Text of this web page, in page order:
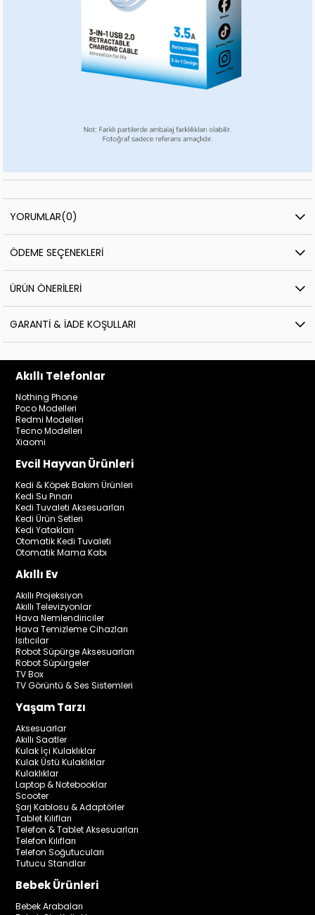
YORUMLAR(0)
ÖDEME SEÇENEKLERI
ÜRÜN ÖNERILERI
GARANTI & İADE KOŞULLARI
Akıllı Telefonlar
Nothing Phone
Poco Modelleri
Redmi Modelleri
Tecno Modelleri
Xiaomi
Evcil Hayvan Ürünleri
Kedi & Köpek Bakım Ürünleri
Kedi Su Pınarı
Kedi Tuvaleti Aksesuarları
Kedi Ürün Setleri
Kedi Yatakları
Otomatik Kedi Tuvaleti
Otomatik Mama Kabı
Akıllı Ev
Akıllı Projeksiyon
Akıllı Televizyonlar
Hava Nemlendiriciler
Hava Temizleme Cihazları
Isıtıcılar
Robot Süpürge Aksesuarları
Robot Süpürgeler
TV Box
TV Görüntü & Ses Sistemleri
Yaşam Tarzı
Aksesuarlar
Akıllı Saatler
Kulak İçi Kulaklıklar
Kulak Üstü Kulaklıklar
Kulaklıklar
Laptop & Notebooklar
Scooter
Şarj Kablosu & Adaptörler
Tablet Kılıfları
Telefon & Tablet Aksesuarları
Telefon Kılıfları
Telefon Soğutucuları
Tutucu Standlar
Bebek Ürünleri
Bebek Arabaları